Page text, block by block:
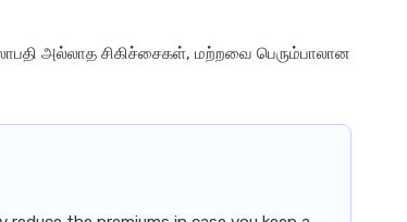
அல்லாத சிகிச்சைகள், மற்றவை பெரும்பாலான